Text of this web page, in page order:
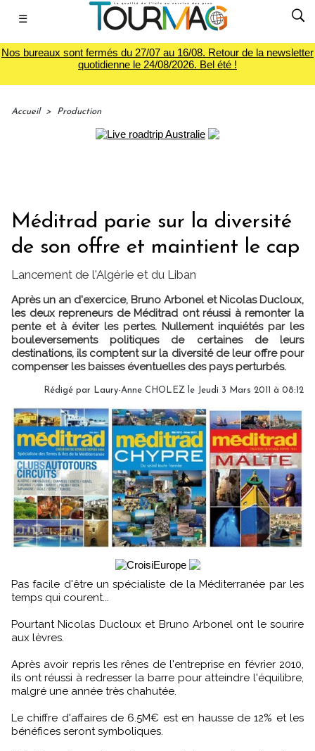
☰
Nos bureaux sont fermés du 27/07 au 16/08. Retour de la newsletter
quotidienne le 24/08/2026. Bel été !
Accueil > Production
Méditrad parie sur la diversité
de son offre et maintient le cap
Lancement de l'Algérie et du Liban
Après un an d'exercice, Bruno Arbonel et Nicolas Ducloux,
les deux repreneurs de Méditrad ont réussi à remonter la
pente et à éviter les pertes. Nullement inquiétés par les
bouleversements politiques de certaines de leurs
destinations, ils comptent sur la diversité de leur offre pour
compenser les baisses éventuelles des pays perturbés.
Rédigé par Laury-Anne CHOLEZ le Jeudi 3 Mars 2011 à 08:12
Pas facile d'être un spécialiste de la Méditerranée par les
temps qui courent...
Pourtant Nicolas Ducloux et Bruno Arbonel ont le sourire
aux lèvres.
Après avoir repris les rênes de l'entreprise en février 2010,
ils ont réussi à redresser la barre pour atteindre l'équilibre,
malgré une année très chahutée.
Le chiffre d'affaires de 6.5M€ est en hausse de 12% et les
bénéfices seront symboliques.